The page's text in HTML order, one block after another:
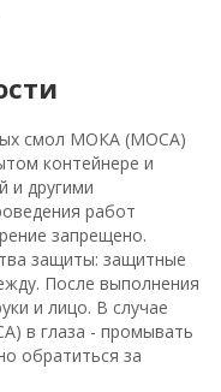
смол МОКА (MOCA)
контейнере и
и другими
работ
запрещено.
защиты: защитные
После выполнения
и лицо. В случае
в глаза - промывать
обратиться за